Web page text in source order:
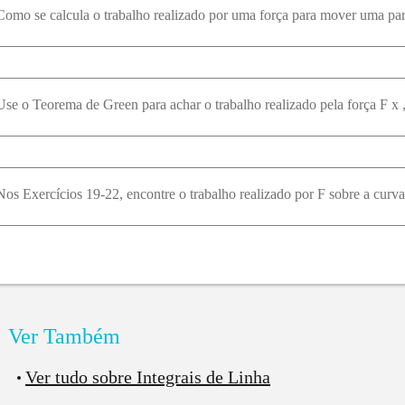
a diferença?
de garantir tudo isso e considerando
, o
então que já temos um problema: nossa curva
se calcula o trabalho realizado por uma força para mover uma
Exercícios 19-22, encontre o trabalho realizado por F sobre a
Ver Também
Ver tudo sobre Integrais de Linha